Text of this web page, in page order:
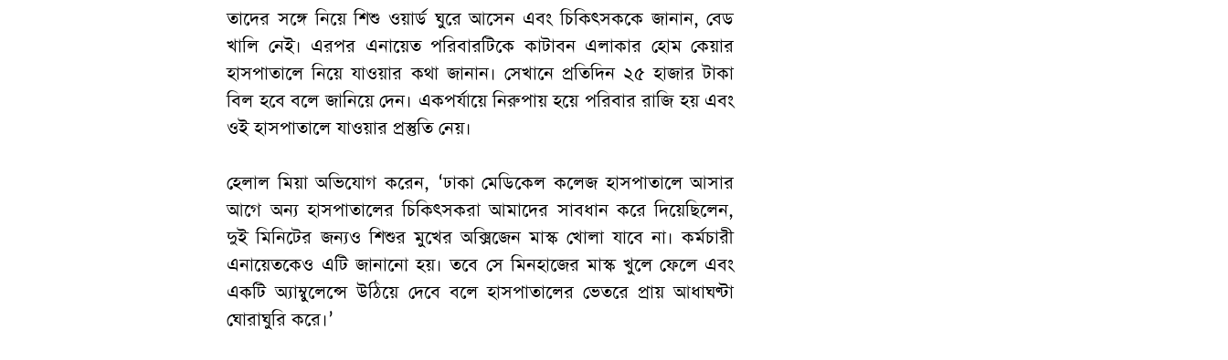
তাদের সঙ্গে নিয়ে শিশু ওয়ার্ড ঘুরে আসেন এবং চিকিৎসককে জানান, বেড
খালি নেই। এরপর এনায়েত পরিবারটিকে কাটাবন এলাকার হোম কেয়ার
হাসপাতালে নিয়ে যাওয়ার কথা জানান। সেখানে প্রতিদিন ২৫ হাজার টাকা
বিল হবে বলে জানিয়ে দেন। একপর্যায়ে নিরুপায় হয়ে পরিবার রাজি হয় এবং
ওই হাসপাতালে যাওয়ার প্রস্তুতি নেয়।
হেলাল মিয়া অভিযোগ করেন, ‘ঢাকা মেডিকেল কলেজ হাসপাতালে আসার
আগে অন্য হাসপাতালের চিকিৎসকরা আমাদের সাবধান করে দিয়েছিলেন,
দুই মিনিটের জন্যও শিশুর মুখের অক্সিজেন মাস্ক খোলা যাবে না। কর্মচারী
এনায়েতকেও এটি জানানো হয়। তবে সে মিনহাজের মাস্ক খুলে ফেলে এবং
একটি অ্যাম্বুলেন্সে উঠিয়ে দেবে বলে হাসপাতালের ভেতরে প্রায় আধাঘণ্টা
ঘোরাঘুরি করে।’